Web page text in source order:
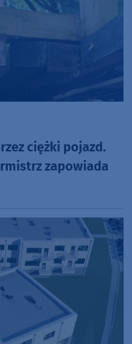
ciężki pojazd.
zapowiada